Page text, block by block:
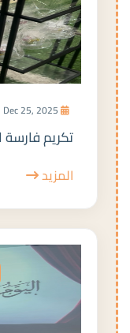
تكريم فارسة
المزيد